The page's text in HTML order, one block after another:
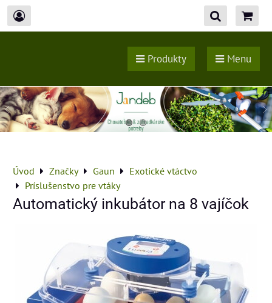
Produkty Menu
Úvod Značky Gaun
Exotické vtáctvo
Príslušenstvo pre vtáky
Automatický inkubátor na 8 vajíčok